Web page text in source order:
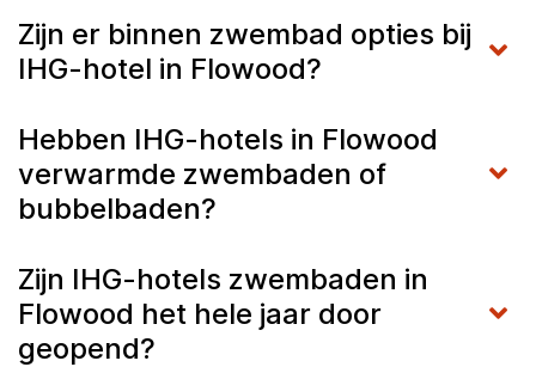
Zijn er binnen zwembad opties bij
IHG-hotel in Flowood?
Hebben IHG-hotels in Flowood
verwarmde zwembaden of
bubbelbaden?
Zijn IHG-hotels zwembaden in
Flowood het hele jaar door
geopend?